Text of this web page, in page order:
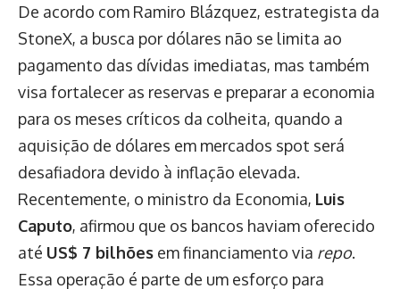
De acordo com Ramiro Blázquez, estrategista da
StoneX, a busca por dólares não se limita ao
pagamento das dívidas imediatas, mas também
visa fortalecer as reservas e preparar a economia
para os meses críticos da colheita, quando a
aquisição de dólares em mercados spot será
desafiadora devido à inflação elevada.
Recentemente, o ministro da Economia, Luis
Caputo, afirmou que os bancos haviam oferecido
até US$ 7 bilhões em financiamento via repo.
Essa operação é parte de um esforço para